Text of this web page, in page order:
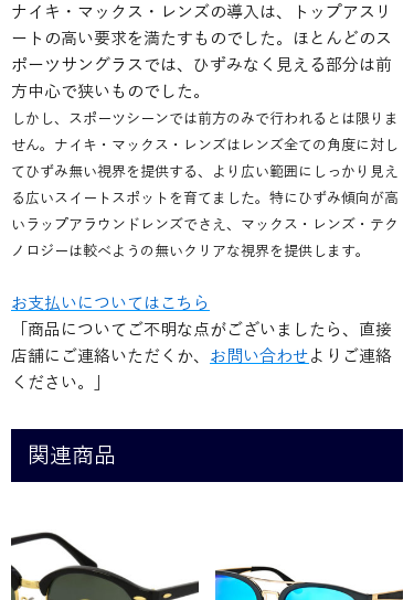
ナイキ・マックス・レンズの導入は、トップアスリ
ートの高い要求を満たすものでした。ほとんどのス
ポーツサングラスでは、ひずみなく見える部分は前
方中心で狭いものでした。
しかし、スポーツシーンでは前方のみで行われるとは限りま
せん。ナイキ・マックス・レンズはレンズ全ての角度に対し
てひずみ無い視界を提供する、より広い範囲にしっかり見え
る広いスイートスポットを育てました。特にひずみ傾向が高
いラップアラウンドレンズでさえ、マックス・レンズ・テク
ノロジーは較べようの無いクリアな視界を提供します。
お支払いについてはこちら
「商品についてご不明な点がございましたら、直接
店舗にご連絡いただくか、 お問い合わせよりご連絡
ください。」
関連商品